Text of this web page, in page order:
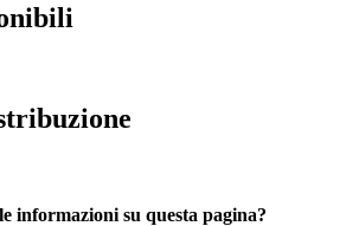
informazioni su questa pagina?